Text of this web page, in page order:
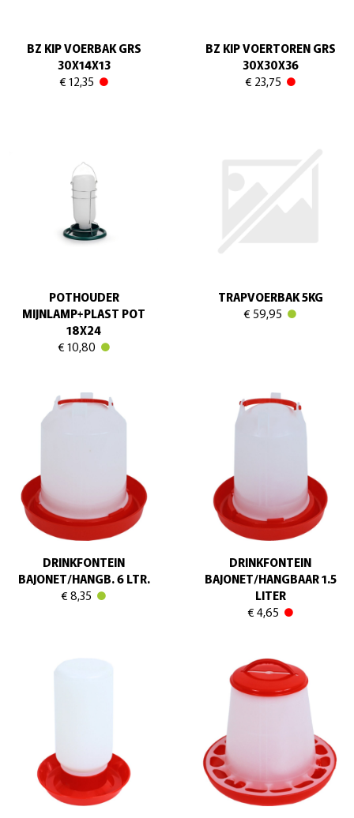
BZ KIP VOERBAK GRS
30X14X13
€ 12,35
BZ KIP VOERTOREN GRS
30X30X36
€ 23,75
POTHOUDER
MIJNLAMP+PLAST POT
18X24
€ 10,80
TRAPVOERBAK 5KG
€ 59,95
DRINKFONTEIN
BAJONET/HANGB. 6 LTR.
€ 8,35
DRINKFONTEIN
BAJONET/HANGBAAR 1.5
LITER
€ 4,65